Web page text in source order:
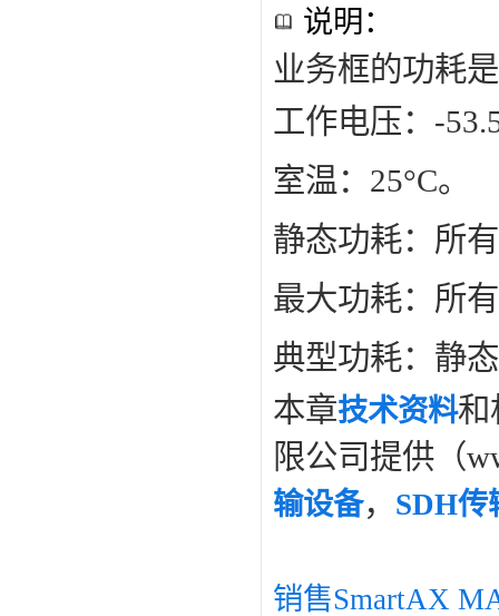
说明：
业务框的功耗
工作电压：-
室温：25°C。
静态功耗：所
最大功耗：所
典型功耗：静
本章技术资料和
限公司提供（
输设备， SDH传
销售SmartAX